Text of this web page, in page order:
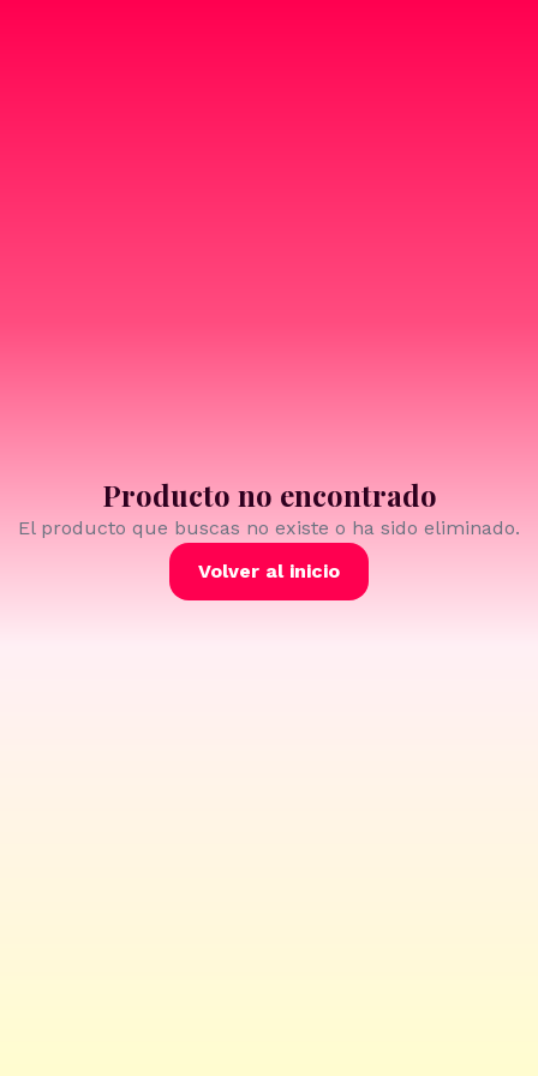
Producto no encontrado
El producto que buscas no existe o ha sido eliminado.
Volver al inicio